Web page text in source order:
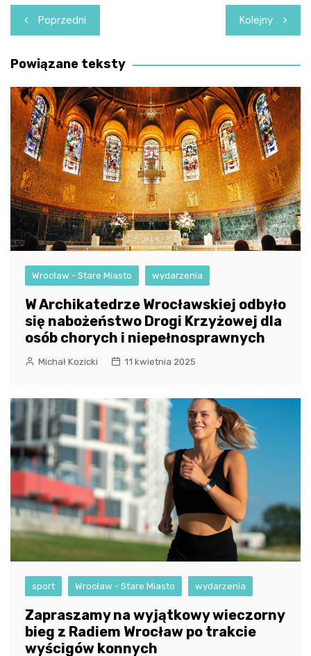
Nawigacja
wpisu
Poprzedni Kolejny
Powiązane teksty
Wrocław - Stare Miasto wydarzenia
W Archikatedrze Wrocławskiej odbyło
się nabożeństwo Drogi Krzyżowej dla
osób chorych i niepełnosprawnych
Michał Kozicki 11 kwietnia 2025
sport Wrocław - Stare Miasto wydarzenia
Zapraszamy na wyjątkowy wieczorny
bieg z Radiem Wrocław po trakcie
wyścigów konnych